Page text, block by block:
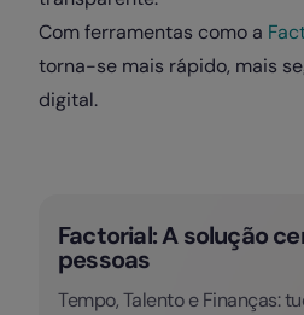
Com ferramentas como a
torna-se mais rápido, mais
digital.
Factorial: A solução
pessoas
Tempo, Talento e Finanças: